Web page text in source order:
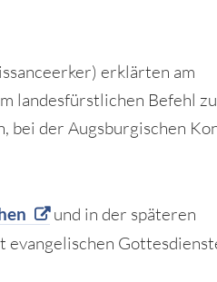
erklärten am
landesfürstlichen Befehl
bei der Augsburgischen
und in der späteren